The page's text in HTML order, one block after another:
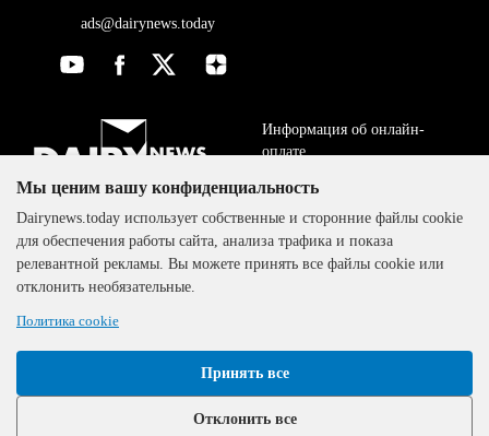
ads@dairynews.today
The DairyNews, все права
защищены, 2000-2024
Информация об онлайн-
оплате
ДОГОВОР-ОФЕРТА
Политика
конфиденциальности
Мы ценим вашу конфиденциальность
Dairynews.today использует собственные и сторонние файлы cookie
для обеспечения работы сайта, анализа трафика и показа
релевантной рекламы. Вы можете принять все файлы cookie или
отклонить необязательные.
Политика cookie
Принять все
Отклонить все